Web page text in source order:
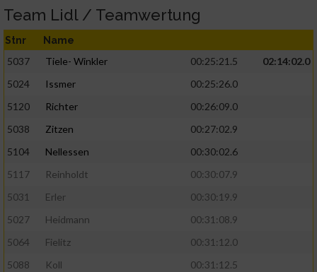
Team Lidl / Teamwertung
Stnr Name
5037 Tiele- Winkler 00:25:21.5
02:14:02.0
5024
Issmer
00:25:26.0
5120
Richter
00:26:09.0
5038
Zitzen
00:27:02.9
5104
Nellessen
00:30:02.6
5117
Reinholdt
00:30:07.9
5031
Erler
00:30:19.9
5027
Heidmann
00:31:08.9
5064
Fielitz
00:31:12.0
5088
Koll
00:31:12.5